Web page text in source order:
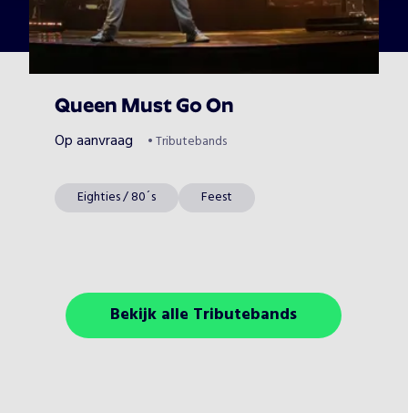
Queen Must Go On
Op aanvraag •Tributebands
Eighties / 80´s Feest
Bekijk alle Tributebands